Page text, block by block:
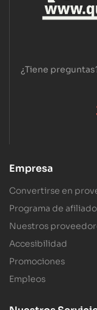
¿Tiene
Empresa
Convertirse en
Programa de
Nuestros
Accesibilidad
Promociones
Empleos